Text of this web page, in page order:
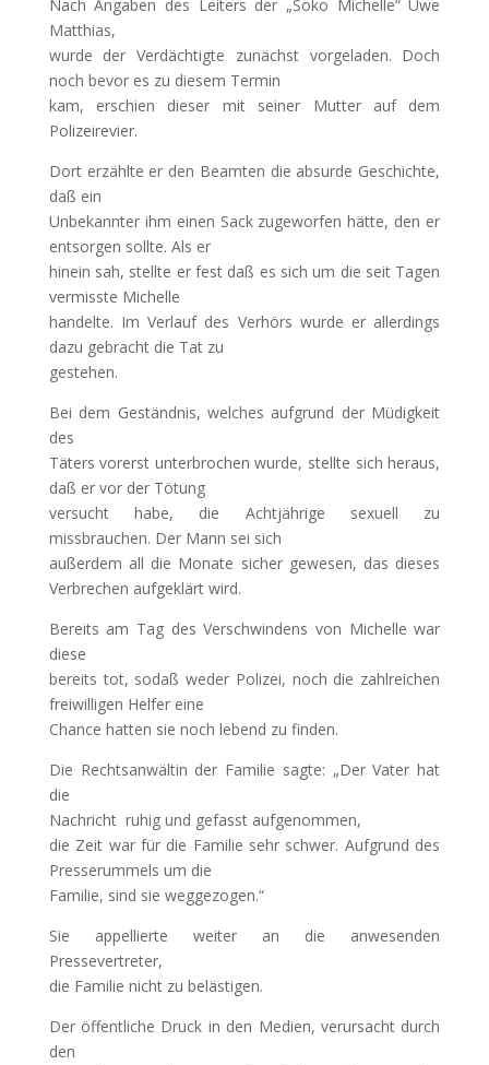
Nach Angaben des Leiters der „Soko Michelle“ Uwe
Matthias,
wurde der Verdächtigte zunächst vorgeladen. Doch
noch bevor es zu diesem Termin
kam, erschien dieser mit seiner Mutter auf dem
Polizeirevier.
Dort erzählte er den Beamten die absurde Geschichte,
daß ein
Unbekannter ihm einen Sack zugeworfen hätte, den er
entsorgen sollte. Als er
hinein sah, stellte er fest daß es sich um die seit Tagen
vermisste Michelle
handelte. Im Verlauf des Verhörs wurde er allerdings
dazu gebracht die Tat zu
gestehen.
Bei dem Geständnis, welches aufgrund der Müdigkeit
des
Täters vorerst unterbrochen wurde, stellte sich heraus,
daß er vor der Tötung
versucht habe, die Achtjährige sexuell zu
missbrauchen. Der Mann sei sich
außerdem all die Monate sicher gewesen, das dieses
Verbrechen aufgeklärt wird.
Bereits am Tag des Verschwindens von Michelle war
diese
bereits tot, sodaß weder Polizei, noch die zahlreichen
freiwilligen Helfer eine
Chance hatten sie noch lebend zu finden.
Die Rechtsanwältin der Familie sagte: „Der Vater hat
die
Nachricht ruhig und gefasst aufgenommen,
die Zeit war für die Familie sehr schwer. Aufgrund des
Presserummels um die
Familie, sind sie weggezogen.“
Sie appellierte weiter an die anwesenden
Pressevertreter,
die Familie nicht zu belästigen.
Der öffentliche Druck in den Medien, verursacht durch
den